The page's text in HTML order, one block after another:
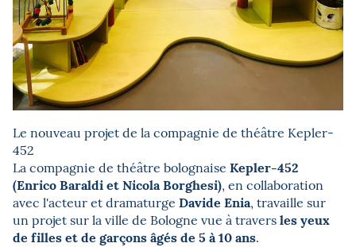
Le nouveau projet de la compagnie de théâtre Kepler-
452
La compagnie de théâtre bolognaise Kepler-452
(Enrico Baraldi et Nicola Borghesi), en collaboration
avec l'acteur et dramaturge Davide Enia, travaille sur
un projet sur la ville de Bologne vue à traversles yeux
de filles et de garçons âgés de 5 à 10 ans.